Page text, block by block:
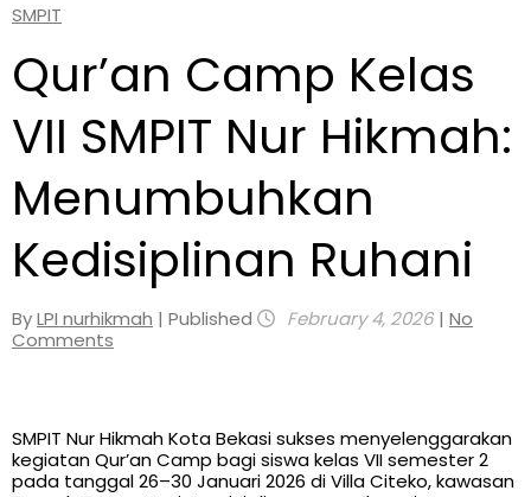
SMPIT
Qur’an Camp Kelas
VII SMPIT Nur Hikmah:
Menumbuhkan
Kedisiplinan Ruhani
ByLPI nurhikmah | Published February 4, 2026 | No
Comments
SMPIT Nur Hikmah Kota Bekasi sukses menyelenggarakan
kegiatan Qur’an Camp bagi siswa kelas VII semester 2
pada tanggal 26–30 Januari 2026 di Villa Citeko, kawasan